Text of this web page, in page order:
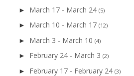
► March 17 - March 24 (5)
► March 10 - March 17 (12)
► March 3 - March 10 (4)
► February 24 - March 3 (2)
► February 17 - February 24 (3)